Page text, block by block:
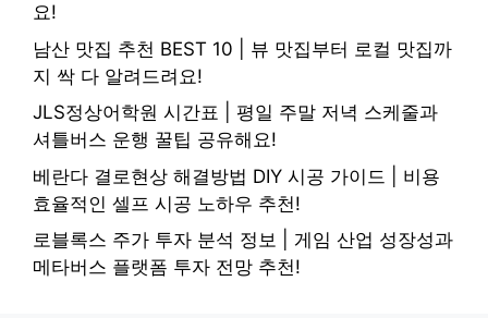
요!
남산 맛집 추천 BEST 10 | 뷰 맛집부터 로컬 맛집까
지 싹 다 알려드려요!
JLS정상어학원 시간표 | 평일 주말 저녁 스케줄과
셔틀버스 운행 꿀팁 공유해요!
베란다 결로현상 해결방법 DIY 시공 가이드 | 비용
효율적인 셀프 시공 노하우 추천!
로블록스 주가 투자 분석 정보 | 게임 산업 성장성과
메타버스 플랫폼 투자 전망 추천!